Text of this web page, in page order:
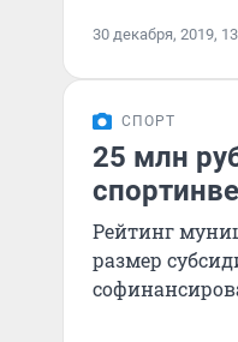
30 декабря, 2019,
СПОРТ
25 млн
Рейтинг
размер